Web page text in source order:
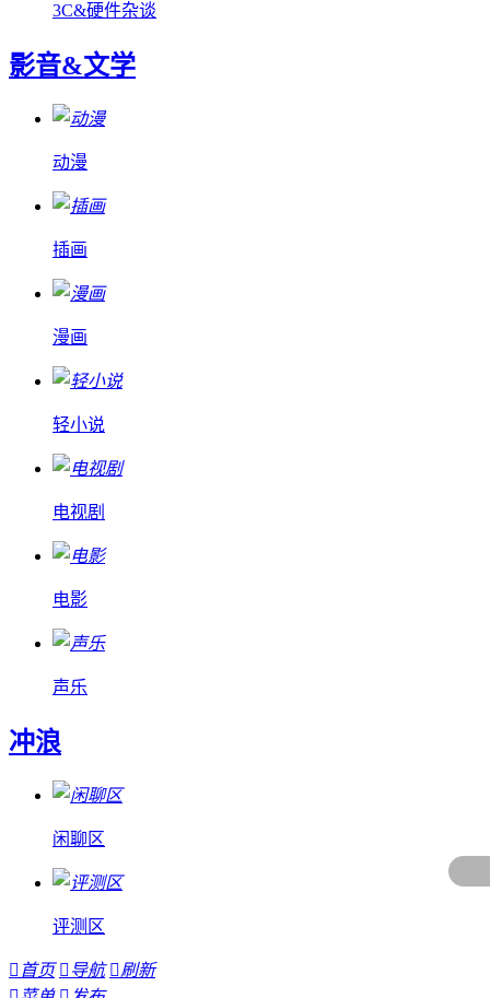
3C&硬件杂谈
影音&文学
动漫
插画
漫画
轻小说
电视剧
电影
声乐
冲浪
闲聊区
评测区
 首页  导航 刷新